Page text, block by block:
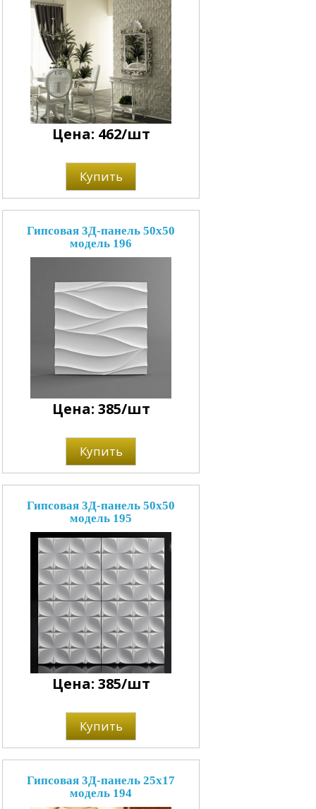
Цена: 462/шт
Купить
Гипсовая 3Д-панель 50x50
модель 196
Цена: 385/шт
Купить
Гипсовая 3Д-панель 50x50
модель 195
Цена: 385/шт
Купить
Гипсовая 3Д-панель 25x17
модель 194